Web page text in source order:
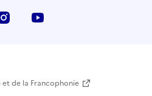
Instagram
et de la Francophonie